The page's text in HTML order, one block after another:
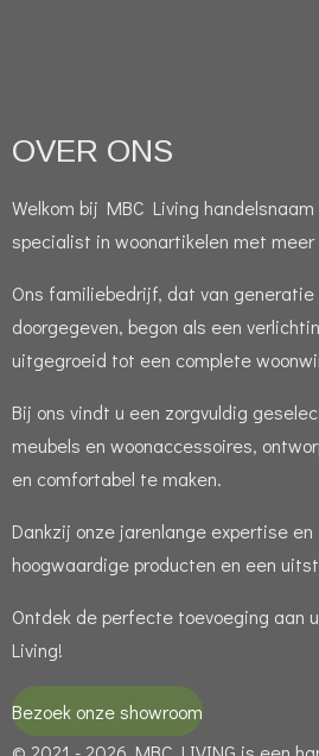
OVER ONS
Welkom bij MBC Living
specialist in woonartikelen met
Ons familiebedrijf, dat van
doorgegeven, begon als een
uitgegroeid tot een complete
Bij ons vindt u een zorgvuldig
meubels en woonaccessoires,
en comfortabel te maken.
Dankzij onze jarenlange expertise
hoogwaardige producten en een
Ontdek de perfecte toevoeging aan
Living!
Bezoek onze showroom